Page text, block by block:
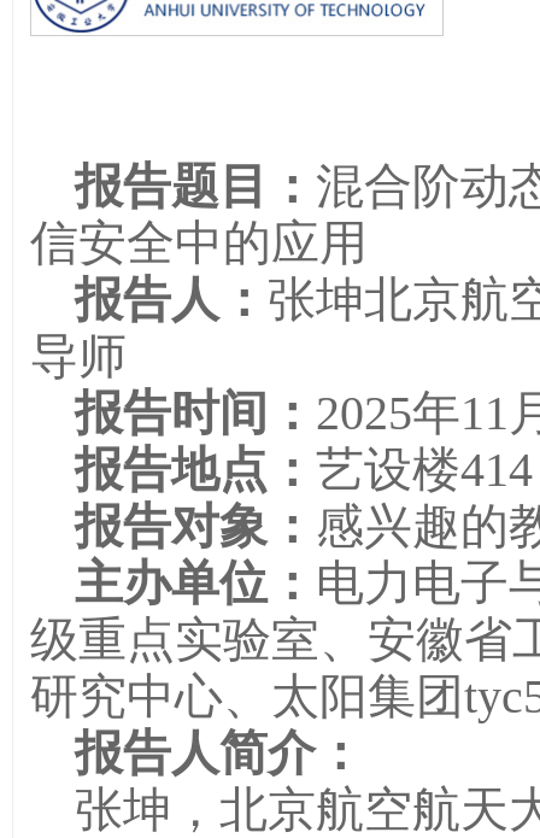
报告题目： 混合阶动
信安全中的应用
报告人： 张坤北京航
导师
报告时间： 2025年11
报告地点：艺设楼414
报告对象： 感兴趣的
主办单位： 电力电子
级重点实验室、安徽省
研究中心、太阳集团
报告人简介：
张坤，北京航空航天